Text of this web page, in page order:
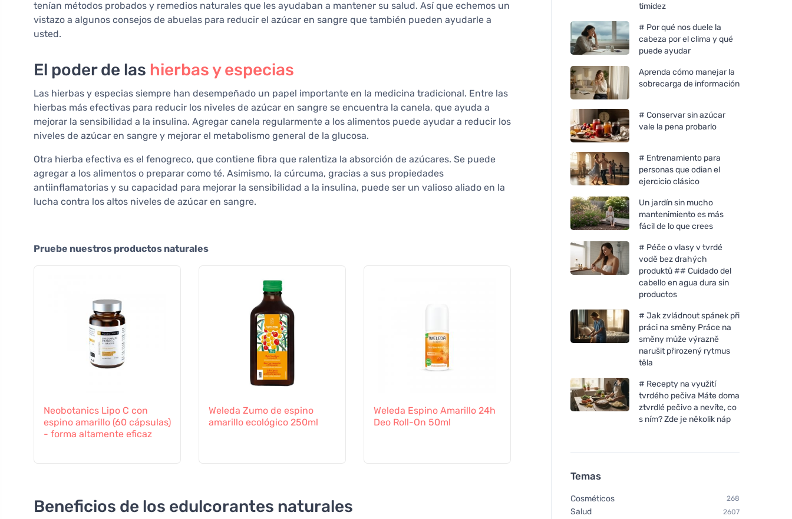
tenían métodos probados y remedios naturales que les ayudaban a mantener su salud. Así que echemos un
vistazo a algunos consejos de abuelas para reducir el azúcar en sangre que también pueden ayudarle a
usted.
El poder de las hierbas y especias
Las hierbas y especias siempre han desempeñado un papel importante en la medicina tradicional. Entre las
hierbas más efectivas para reducir los niveles de azúcar en sangre se encuentra la canela, que ayuda a
mejorar la sensibilidad a la insulina. Agregar canela regularmente a los alimentos puede ayudar a reducir los
niveles de azúcar en sangre y mejorar el metabolismo general de la glucosa.
Otra hierba efectiva es el fenogreco, que contiene fibra que ralentiza la absorción de azúcares. Se puede
agregar a los alimentos o preparar como té. Asimismo, la cúrcuma, gracias a sus propiedades
antiinflamatorias y su capacidad para mejorar la sensibilidad a la insulina, puede ser un valioso aliado en la
lucha contra los altos niveles de azúcar en sangre.
Pruebe nuestros productos naturales
Neobotanics Lipo C con
espino amarillo (60 cápsulas)
- forma altamente eficaz
Weleda Zumo de espino
amarillo ecológico 250ml
Weleda Espino Amarillo 24h
Deo Roll-On 50ml
Beneficios de los edulcorantes naturales
timidez
# Por qué nos duele la
cabeza por el clima y qué
puede ayudar
Aprenda cómo manejar la
sobrecarga de información
# Conservar sin azúcar
vale la pena probarlo
# Entrenamiento para
personas que odian el
ejercicio clásico
Un jardín sin mucho
mantenimiento es más
fácil de lo que crees
# Péče o vlasy v tvrdé
vodě bez drahých
produktů ## Cuidado del
cabello en agua dura sin
productos
# Jak zvládnout spánek při
práci na směny Práce na
směny může výrazně
narušit přirozený rytmus
těla
# Recepty na využití
tvrdého pečiva Máte doma
ztvrdlé pečivo a nevíte, co
s ním? Zde je několik náp
Temas
Cosméticos 268
Salud 2607